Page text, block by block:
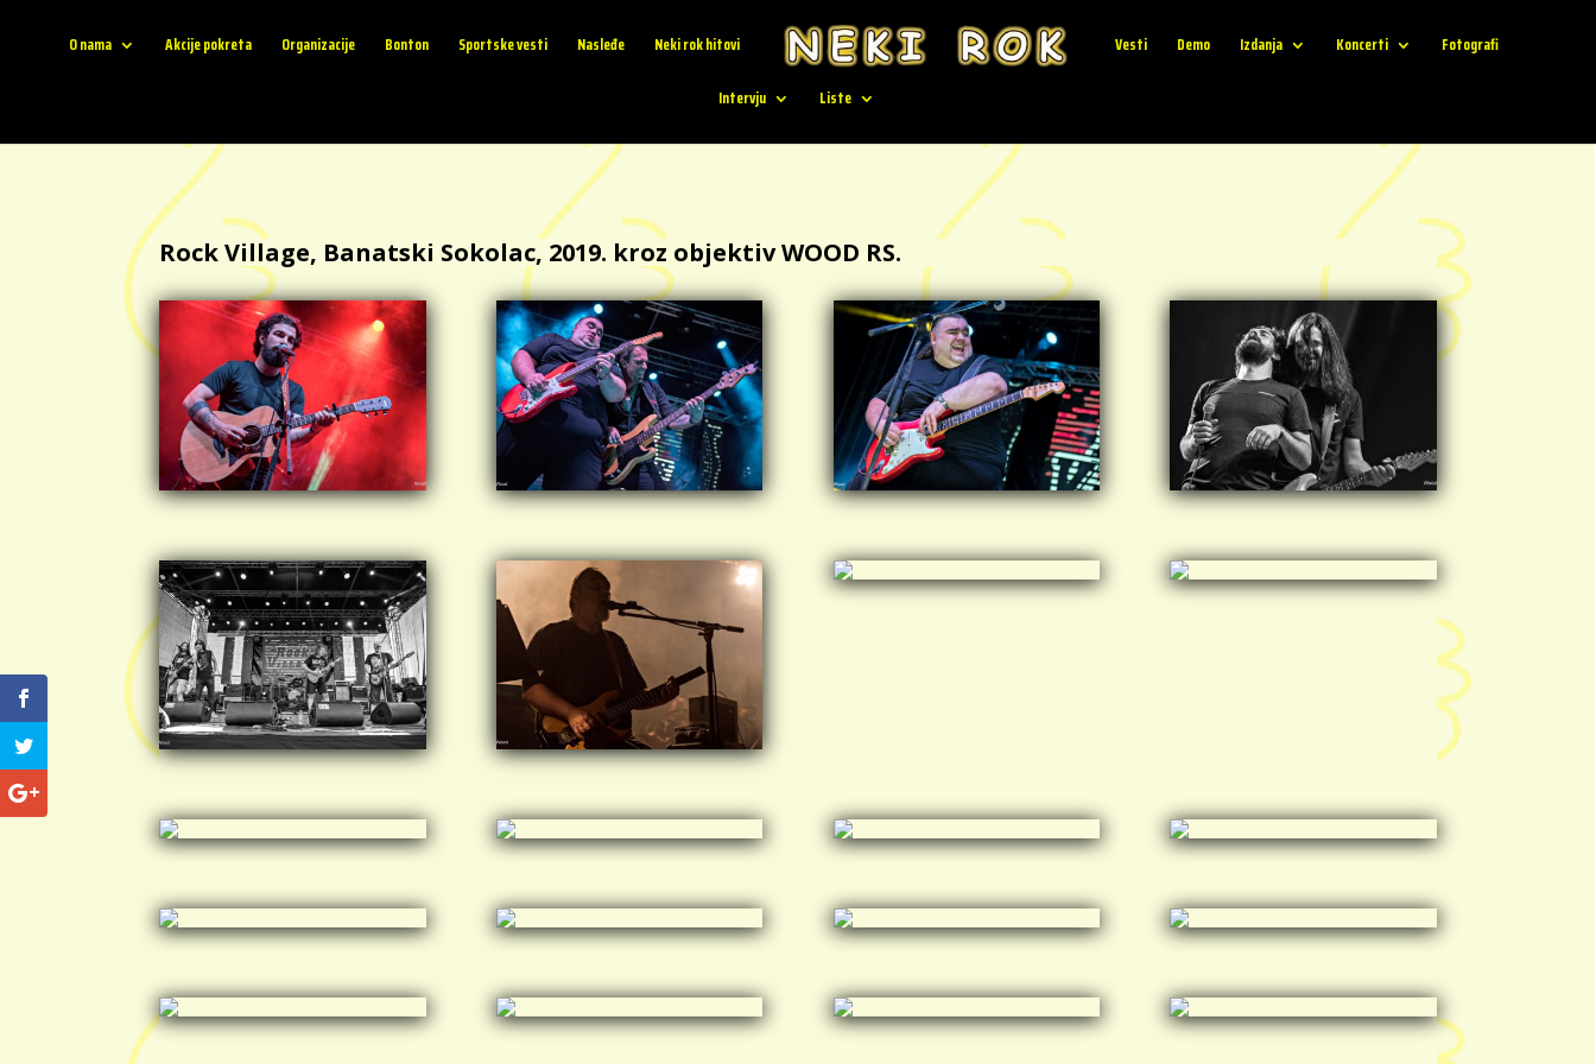
O nama Akcije pokreta Organizacije Bonton Sportske vesti Nasleđe Neki rok hitovi Vesti Demo Izdanja Koncerti Fotografi
Intervju Liste
Rock Village, Banatski Sokolac, 2019. kroz objektiv WOOD RS.